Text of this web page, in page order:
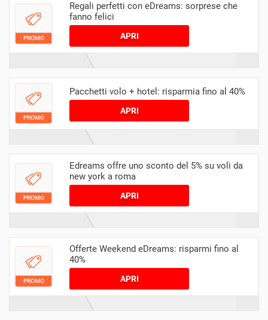
PROMO
Regali perfetti con eDreams: sorprese che
fanno felici
APRI
PROMO
Pacchetti volo + hotel: risparmia fino al 40%
APRI
PROMO
Edreams offre uno sconto del 5% su voli da
new york a roma
APRI
PROMO
Offerte Weekend eDreams: risparmi fino al
40%
APRI